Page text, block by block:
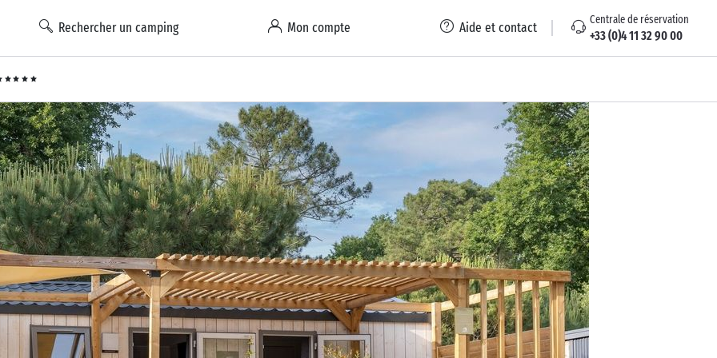
Rechercher un camping Mon compte Aide et contact Centrale de réservation
+33 (0)4 11 32 90 00